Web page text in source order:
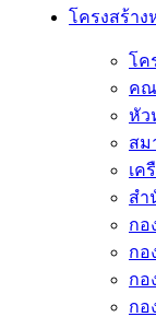
โครงสร้าง
โค
คณ
หัว
สม
เค
สำ
กอ
กอ
กอ
กอ